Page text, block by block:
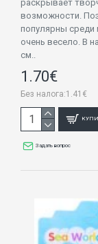
раскрывает
возможности.
популярны среди
очень весело. В
см..
1.70€
Без налога:1.41€
Задать вопрос